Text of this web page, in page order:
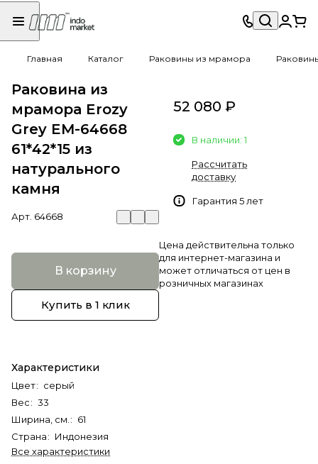
Главная Каталог Раковины из мрамора
Раковина из
мрамора Erozy
Grey EM-64668
61*42*15 из
натурального
камня
Арт. 64668
В корзину
Купить в 1 клик
Характеристики
Цвет: серый
Вес: 33
Ширина, см. : 61
Страна: Индонезия
Все характеристики
52 080 ₽
В наличии: 1
Рассчитать
доставку
Гарантия 5 лет
Цена действительна только
для интернет-магазина и
может отличаться от цен в
розничных магазинах